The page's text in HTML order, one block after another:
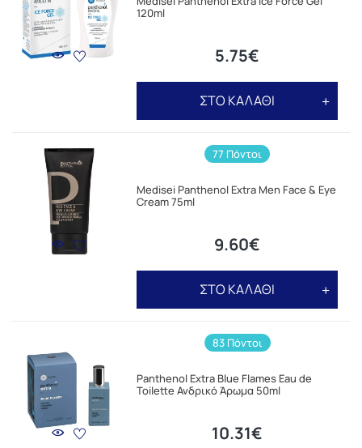
120ml
5.75€
ΣΤΟ ΚΑΛΑΘΙ
77 Πόντοι
Medisei Panthenol Extra Men Face & Eye
Cream 75ml
9.60€
ΣΤΟ ΚΑΛΑΘΙ
83 Πόντοι
Panthenol Extra Blue Flames Eau de
Toilette Ανδρικό Άρωμα 50ml
10.31€